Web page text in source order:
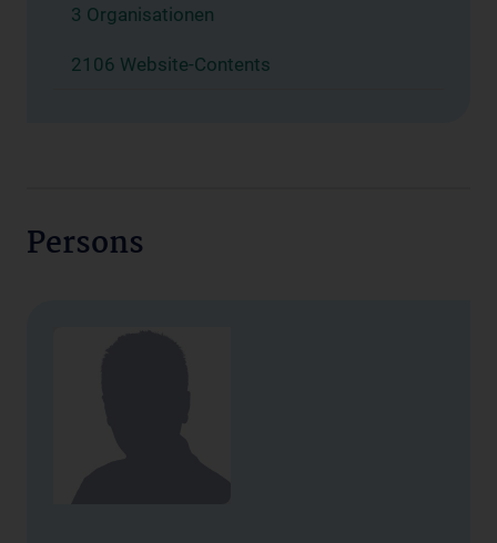
3 Organisationen
2106 Website-Contents
Persons